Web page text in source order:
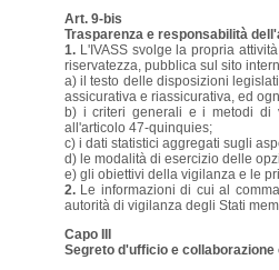
Art. 9-bis
Trasparenza e responsabilità
1. L'IVASS svolge la propria
riservatezza, pubblica sul sito
a) il testo delle disposizioni
assicurativa e riassicurativa, ed
b) i criteri generali e i metodi di
all'articolo 47-quinquies;
c) i dati statistici aggregati sugli
d) le modalità di esercizio delle
e) gli obiettivi della vigilanza e le
2. Le informazioni di cui al
autorità di vigilanza degli Stati
Capo III
Segreto d'ufficio e